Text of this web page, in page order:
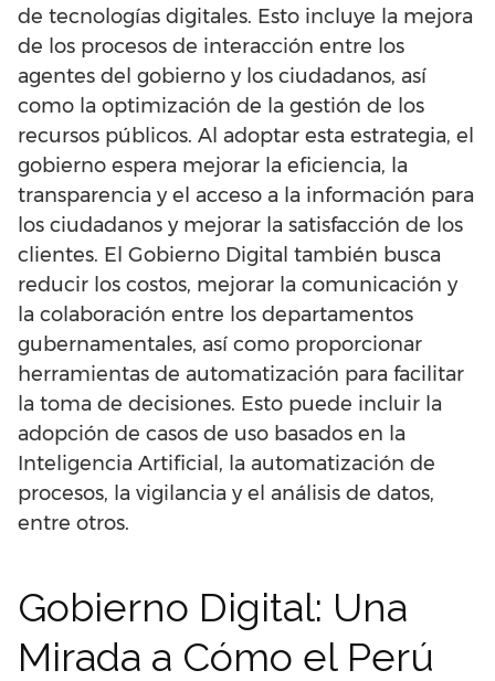
de tecnologías digitales. Esto incluye la mejora
de los procesos de interacción entre los
agentes del gobierno y los ciudadanos, así
como la optimización de la gestión de los
recursos públicos. Al adoptar esta estrategia, el
gobierno espera mejorar la eficiencia, la
transparencia y el acceso a la información para
los ciudadanos y mejorar la satisfacción de los
clientes. El Gobierno Digital también busca
reducir los costos, mejorar la comunicación y
la colaboración entre los departamentos
gubernamentales, así como proporcionar
herramientas de automatización para facilitar
la toma de decisiones. Esto puede incluir la
adopción de casos de uso basados en la
Inteligencia Artificial, la automatización de
procesos, la vigilancia y el análisis de datos,
entre otros.
Gobierno Digital: Una
Mirada a Cómo el Perú